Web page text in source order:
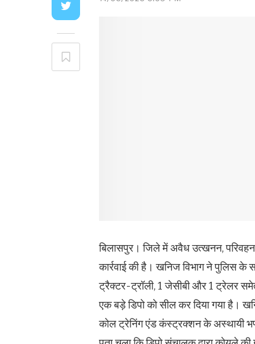
बिलासपुर। जिले में अवैध उत्खनन,
कार्रवाई की है। खनिज विभाग ने पुलिस के
ट्रैक्टर-ट्रॉली, 1 जेसीबी और 1 ट्रेलर
एक बड़े डिपो को सील कर दिया गया है।
कोल ट्रेनिंग एंड कंस्ट्रक्शन के अस्थायी